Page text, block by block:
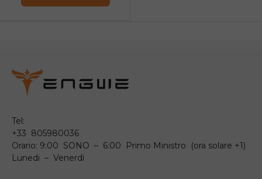
Tel:
+33 805980036
Orario: 9:00 SONO – 6:00 Primo Ministro (ora solare +1)
Lunedi – Venerdì